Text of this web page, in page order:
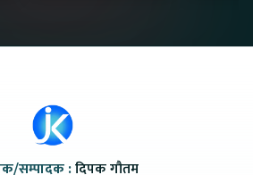
सम्पादक :दिपक गौतम